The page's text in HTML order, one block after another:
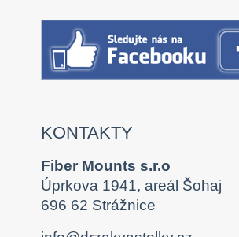
KONTAKTY
Fiber Mounts s.r.o
Úprkova 1941, areál Šohaj
696 62 Strážnice